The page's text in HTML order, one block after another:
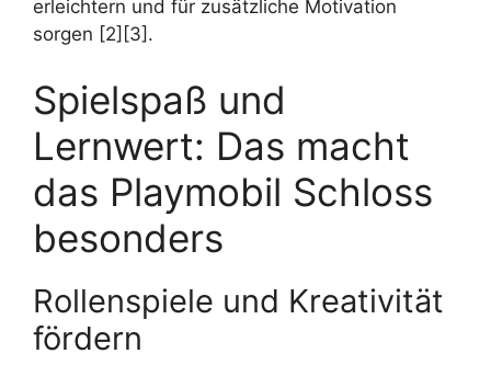
erleichtern und für zusätzliche Motivation
sorgen [2][3].
Spielspaß und
Lernwert: Das macht
das Playmobil Schloss
besonders
Rollenspiele und Kreativität
fördern